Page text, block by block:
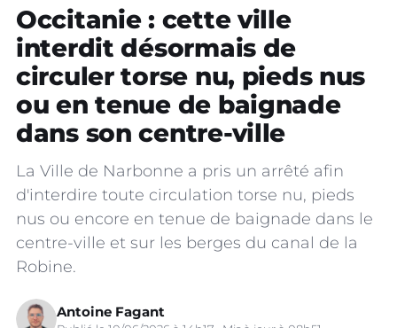
Occitanie : cette ville
interdit désormais de
circuler torse nu, pieds nus
ou en tenue de baignade
dans son centre-ville
La Ville de Narbonne a pris un arrêté afin
d'interdire toute circulation torse nu, pieds
nus ou encore en tenue de baignade dans le
centre-ville et sur les berges du canal de la
Robine.
Antoine Fagant